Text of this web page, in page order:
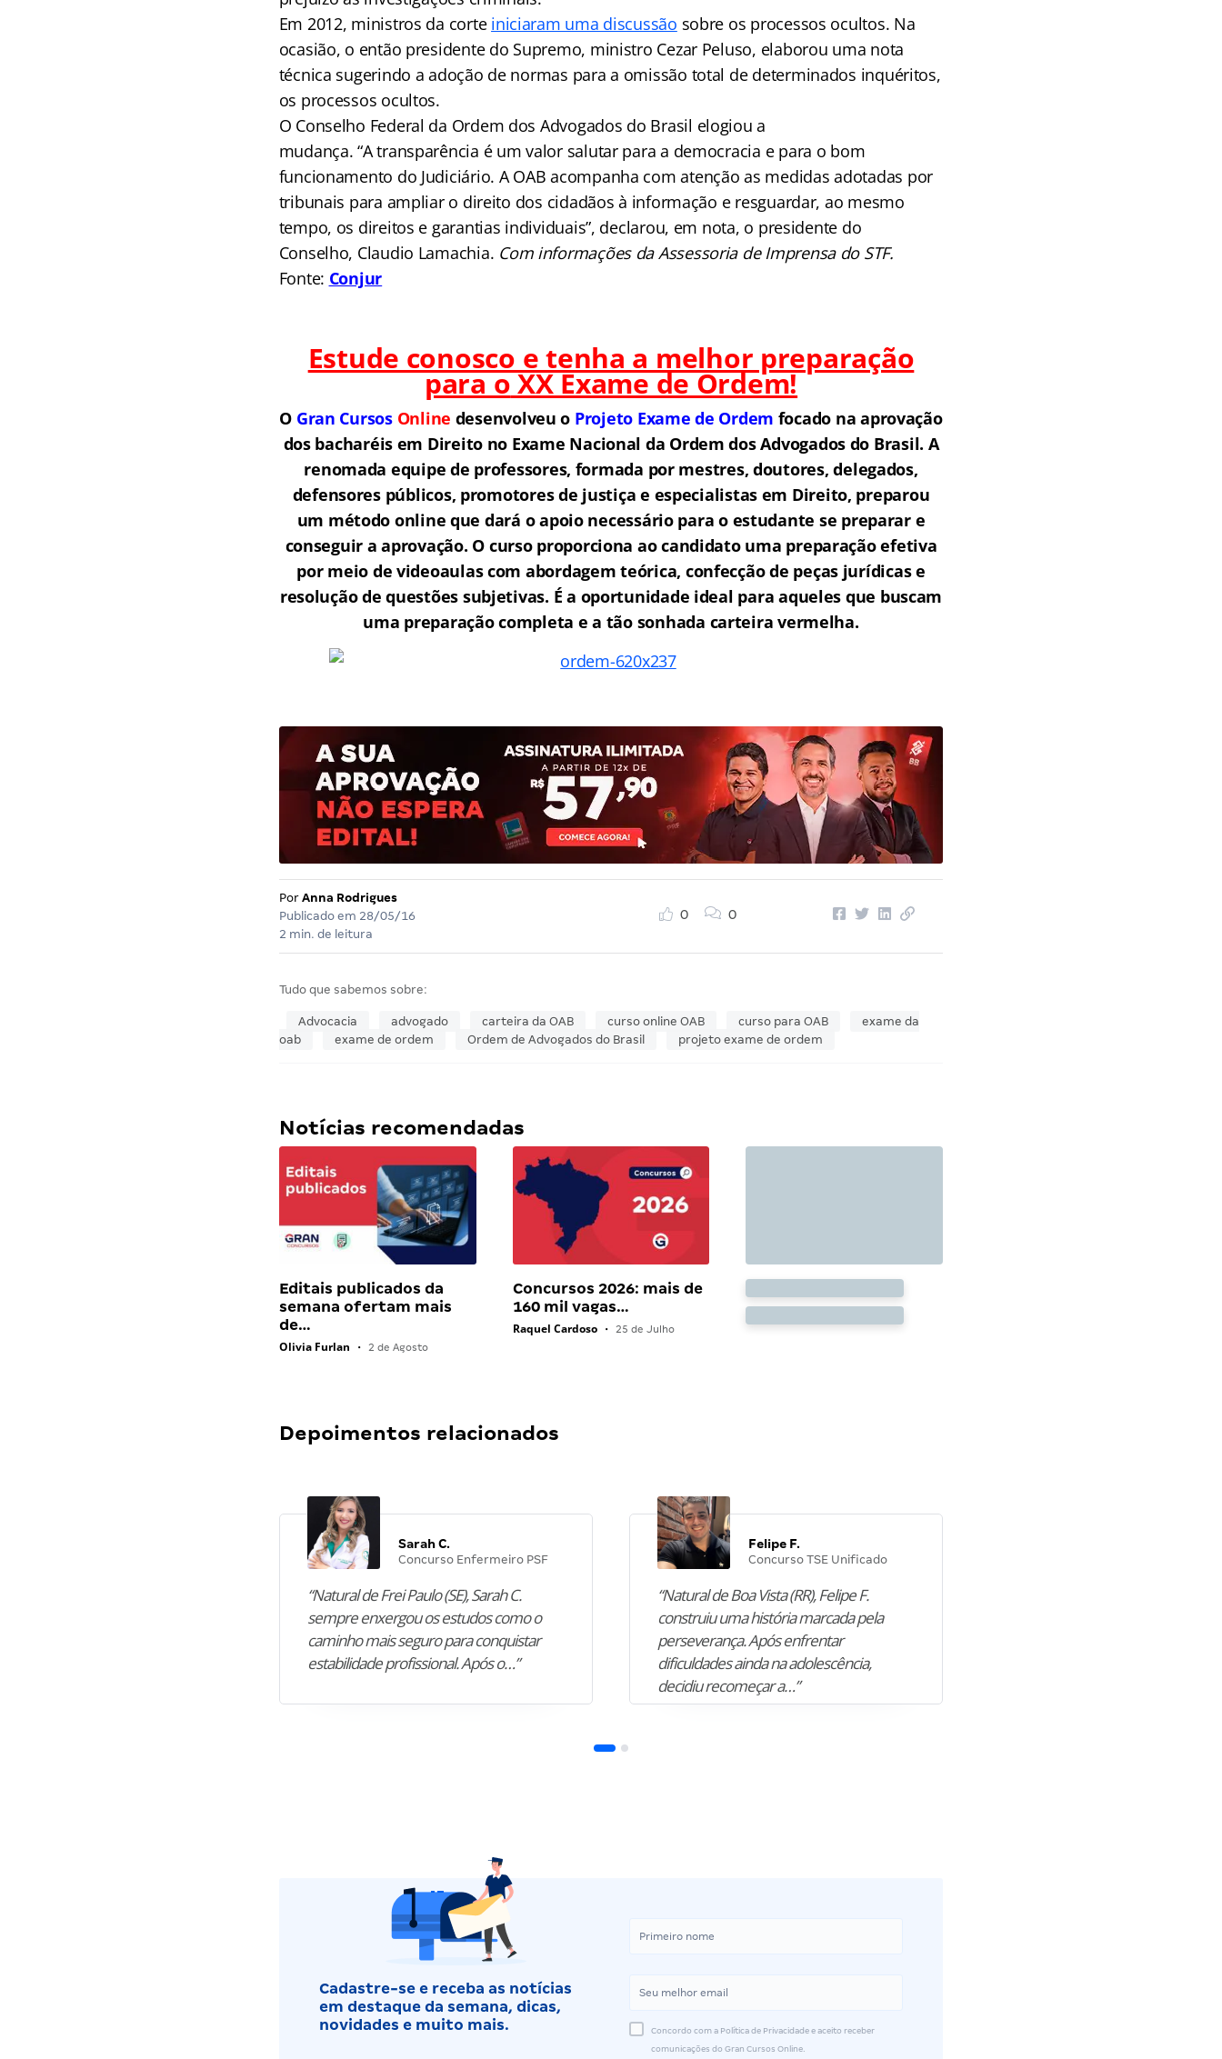
Em 2012, ministros da corte iniciaram uma discussão sobre os processos ocultos. Na
ocasião, o então presidente do Supremo, ministro Cezar Peluso, elaborou uma nota
técnica sugerindo a adoção de normas para a omissão total de determinados inquéritos,
os processos ocultos.
O Conselho Federal da Ordem dos Advogados do Brasil elogiou a
mudança. “A transparência é um valor salutar para a democracia e para o bom
funcionamento do Judiciário. A OAB acompanha com atenção as medidas adotadas por
tribunais para ampliar o direito dos cidadãos à informação e resguardar, ao mesmo
tempo, os direitos e garantias individuais”, declarou, em nota, o presidente do
Conselho, Claudio Lamachia. Com informações da Assessoria de Imprensa do STF.
Fonte: Conjur
Estude conosco e tenha a melhor preparação
para oXX Exame de Ordem!
O Gran Cursos Online desenvolveu o Projeto Exame de Ordem focado na aprovação
dos bacharéis em Direito no Exame Nacional da Ordem dos Advogados do Brasil. A
renomada equipe de professores, formada por mestres, doutores, delegados,
defensores públicos, promotores de justiça e especialistas em Direito, preparou
um método online que dará o apoio necessário para o estudante se preparar e
conseguir a aprovação. O curso proporciona ao candidato uma preparação efetiva
por meio de videoaulas com abordagem teórica, confecção de peças jurídicas e
resolução de questões subjetivas. É a oportunidade ideal para aqueles que buscam
uma preparação completa e a tão sonhada carteira vermelha.
Por Anna Rodrigues
Publicado em 28/05/16
2 min. de leitura
0 0
Tudo que sabemos sobre:
Advocacia advogado carteira da OAB curso online OAB curso para OAB
exame da
oab
exame de ordem Ordem de Advogados do Brasil projeto exame de ordem
Notícias recomendadas
Editais publicados da
semana ofertam mais
de…
Olivia Furlan • 2 de Agosto
Concursos 2026: mais de
160 mil vagas…
Raquel Cardoso • 25 de Julho
Depoimentos relacionados
Sarah C.
Concurso Enfermeiro PSF
“Natural de Frei Paulo (SE), Sarah C.
sempre enxergou os estudos como o
caminho mais seguro para conquistar
estabilidade profissional. Após o…”
Felipe F.
Concurso TSE Unificado
“Natural de Boa Vista (RR), Felipe F.
construiu uma história marcada pela
perseverança. Após enfrentar
dificuldades ainda na adolescência,
decidiu recomeçar a…”
Cadastre-se e receba as notícias
em destaque da semana, dicas,
novidades e muito mais.
Concordo com a Política de Privacidade e aceito receber
comunicações do Gran Cursos Online.